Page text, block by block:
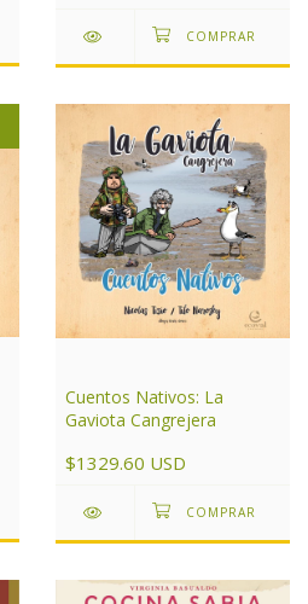
Cuentos Nativos: La
Gaviota Cangrejera
$1329.60 USD